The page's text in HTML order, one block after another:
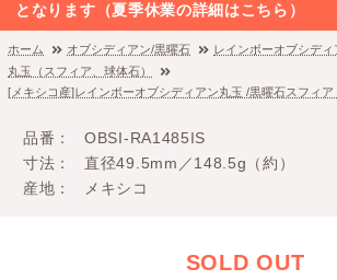
となります（夏季休業の詳細はこちら）
ホーム オブシディアン/黒曜石
レインボーオブシディ
丸玉（スフィア、球体石）
[メキシコ産]レインボーオブシディアン丸玉 /黒曜石スフィア
品番
OBSI-RA1485IS
寸法
直径49.5mm／148.5g（約）
産地
メキシコ
SOLD OUT